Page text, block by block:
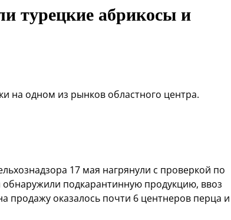
турецкие абрикосы и
на одном из рынков областного центра.
17 мая нагрянули с проверкой по
подкарантинную продукцию, ввоз
продажу оказалось почти 6 центнеров перца и